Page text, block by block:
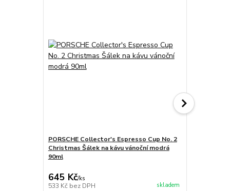
PORSCHE Collector's Espresso Cup No. 2
Christmas Šálek na kávu vánoční modrá
90ml
645 Kč/ks
533 Kč bez DPH skladem